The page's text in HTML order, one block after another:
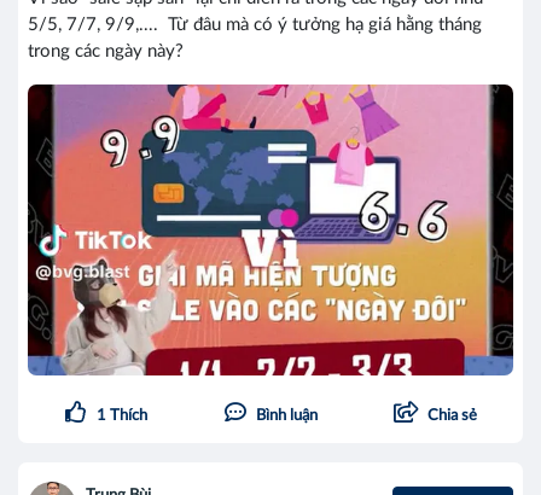
5/5, 7/7, 9/9,.... Từ đâu mà có ý tưởng hạ giá hằng tháng
trong các ngày này?
1 Thích Bình luận Chia sẻ